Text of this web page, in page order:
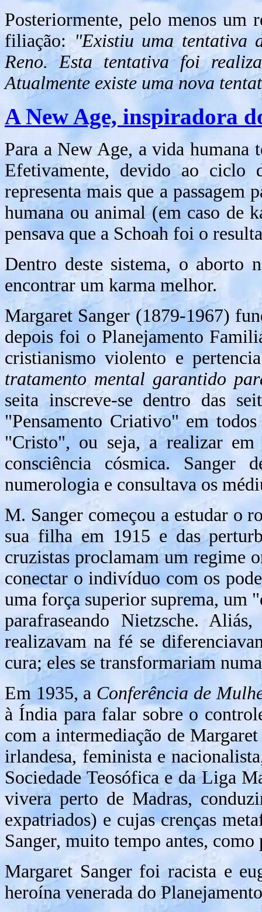
Posteriormente, pelo menos um
filiação: "Existiu uma tentativa
Reno. Esta tentativa foi
Atualmente existe uma nova
A New Age, inspiradora
Para a New Age, a vida humana
Efetivamente, devido ao ciclo
representa mais que a passagem
humana ou animal (em caso de
pensava que a Schoah foi o
Dentro deste sistema, o aborto
encontrar um karma melhor.
Margaret Sanger (1879-1967)
depois foi o Planejamento
cristianismo violento e
tratamento mental garantido
seita inscreve-se dentro das
"Pensamento Criativo" em
"Cristo", ou seja, a realizar
consciência cósmica. Sanger
numerologia e consultava os
M. Sanger começou a estudar o
sua filha em 1915 e das
cruzistas proclamam um regime
conectar o indivíduo com os
uma força superior suprema, um
parafraseando Nietzsche.
realizavam na fé se
cura; eles se transformariam
Em 1935, a Conferência de
à Índia para falar sobre o
com a intermediação de
irlandesa, feminista e
Sociedade Teosófica e da Liga
vivera perto de Madras,
expatriados) e cujas crenças
Sanger, muito tempo antes,
Margaret Sanger foi racista e
heroína venerada do